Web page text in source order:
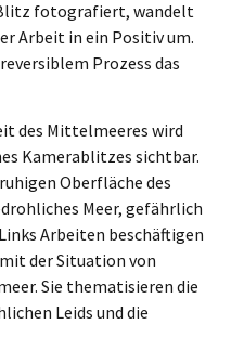
fotografiert, wandelt
Arbeit in ein Positiv um.
Prozess das
des Mittelmeeres wird
Kamerablitzes sichtbar.
Oberfläche des
Meer, gefährlich
Arbeiten beschäftigen
der Situation von
Sie thematisieren die
Leids und die